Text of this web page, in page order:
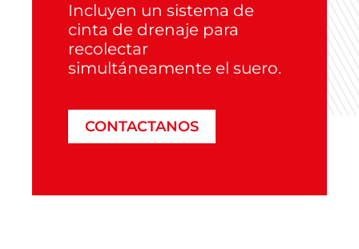
Incluyen un sistema de
cinta de drenaje para
recolectar
simultáneamente el suero.
CONTACTANOS